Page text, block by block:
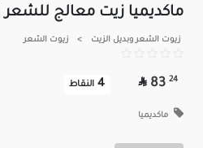
ماكديميا زيت معالج للشعر | 30 مل
زيوت الشعر وبديل الزيت > زيوت الشعر
24
83

4 النقاط
ماكديميا